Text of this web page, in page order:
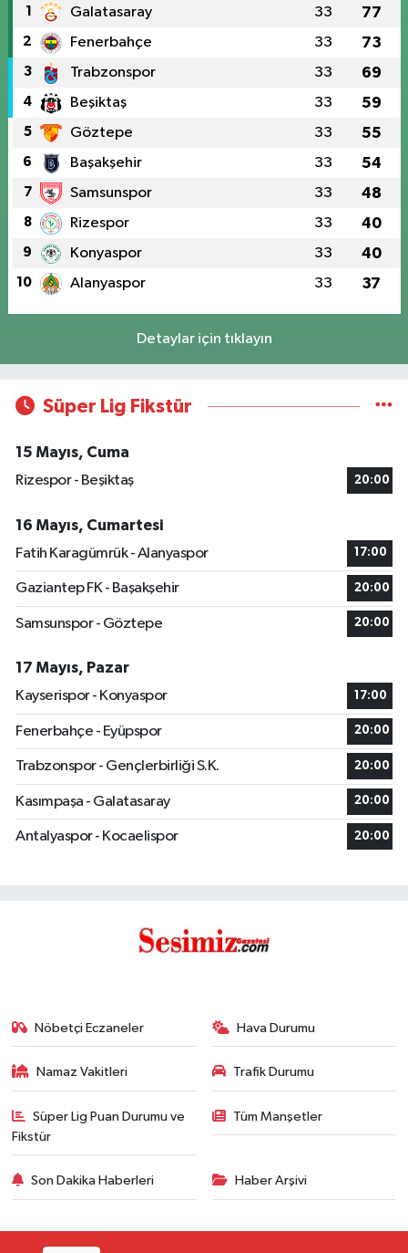
1 Galatasaray 33 77
2 Fenerbahçe 33 73
3 Trabzonspor 33 69
4 Beşiktaş 33 59
5 Göztepe 33 55
6 Başakşehir 33 54
7 Samsunspor 33 48
8 Rizespor 33 40
9 Konyaspor 33 40
10 Alanyaspor 33 37
Detaylar için tıklayın
Süper Lig Fikstür
15 Mayıs, Cuma
Rizespor - Beşiktaş
20:00
16 Mayıs, Cumartesi
Fatih Karagümrük - Alanyaspor
17:00
Gaziantep FK - Başakşehir 20:00
Samsunspor - Göztepe 20:00
17 Mayıs, Pazar
Kayserispor - Konyaspor
17:00
Fenerbahçe - Eyüpspor 20:00
Trabzonspor - Gençlerbirliği S.K. 20:00
Kasımpaşa - Galatasaray 20:00
Antalyaspor - Kocaelispor 20:00
Nöbetçi Eczaneler Hava Durumu
Namaz Vakitleri Trafik Durumu
Süper Lig Puan Durumu ve
Fikstür
Tüm Manşetler
Son Dakika Haberleri Haber Arşivi